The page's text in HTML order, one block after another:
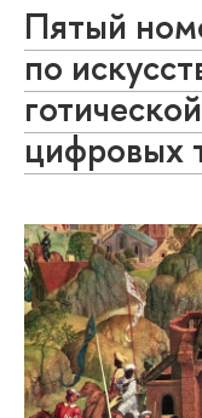
Пятый
по
цифровых